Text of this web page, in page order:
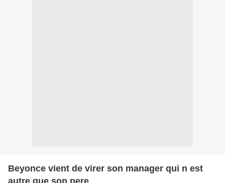
Beyonce vient de virer son manager qui n est
autre que son pere